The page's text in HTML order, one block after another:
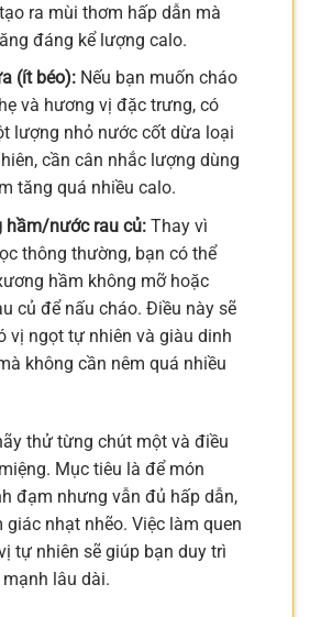
ra mùi thơm hấp dẫn mà
đáng kể lượng calo.
(ít béo):Nếu bạn muốn cháo
và hương vị đặc trưng, có
lượng nhỏ nước cốt dừa loại
cần cân nhắc lượng dùng
tăng quá nhiều calo.
hầm/nước rau củ:Thay vì
thông thường, bạn có thể
hầm không mỡ hoặc
củ để nấu cháo. Điều này sẽ
vị ngọt tự nhiên và giàu dinh
không cần nêm quá nhiều
thử từng chút một và điều
Mục tiêu là để món
đạm nhưng vẫn đủ hấp dẫn,
giác nhạt nhẽo. Việc làm quen
tự nhiên sẽ giúp bạn duy trì
lâu dài.